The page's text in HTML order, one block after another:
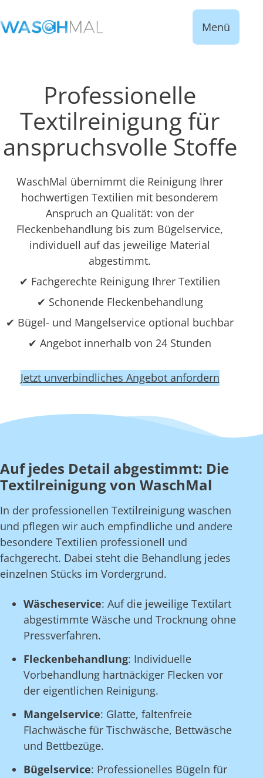
Menü
Professionelle
Textilreinigung für
anspruchsvolle Stoffe
WaschMal übernimmt die Reinigung Ihrer
hochwertigen Textilien mit besonderem
Anspruch an Qualität: von der
Fleckenbehandlung bis zum Bügelservice,
individuell auf das jeweilige Material
abgestimmt.
✔ Fachgerechte Reinigung Ihrer Textilien
✔ Schonende Fleckenbehandlung
✔ Bügel- und Mangelservice optional buchbar
✔ Angebot innerhalb von 24 Stunden
Jetzt unverbindliches Angebot anfordern
Auf jedes Detail abgestimmt: Die
Textilreinigung von WaschMal
In der professionellen Textilreinigung waschen
und pflegen wir auch empfindliche und andere
besondere Textilien professionell und
fachgerecht. Dabei steht die Behandlung jedes
einzelnen Stücks im Vordergrund.
Wäscheservice: Auf die jeweilige Textilart
abgestimmte Wäsche und Trocknung ohne
Pressverfahren.
Fleckenbehandlung: Individuelle
Vorbehandlung hartnäckiger Flecken vor
der eigentlichen Reinigung.
Mangelservice: Glatte, faltenfreie
Flachwäsche für Tischwäsche, Bettwäsche
und Bettbezüge.
Bügelservice: Professionelles Bügeln für